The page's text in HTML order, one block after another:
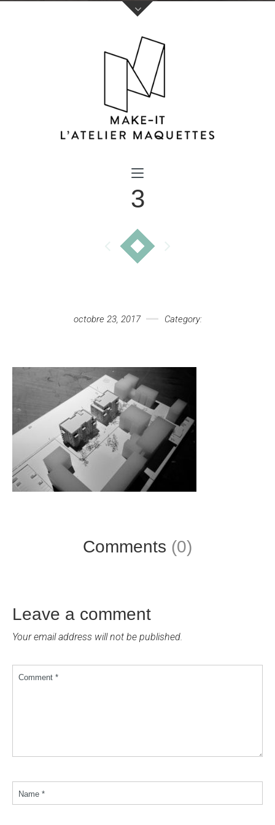
Votre nom (obligatoire)
3
octobre 23, 2017 Category:
Comments (0)
Leave a comment
Your email address will not be published.
Comment *
Name *